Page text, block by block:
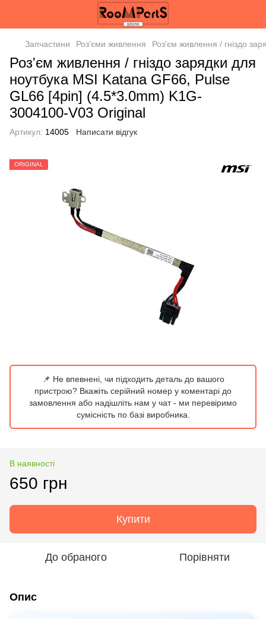
Запчастини Роз'єми живлення Роз'єм живлення / гніздо
Роз'єм живлення / гніздо зарядки для
ноутбука MSI Katana GF66, Pulse
GL66 [4pin] (4.5*3.0mm) K1G-
3004100-V03 Original
Артикул: 14005 Написати відгук
ORIGINAL
📌 Не впевнені, чи підходить деталь до вашого
пристрою? Вкажіть серійний номер у коментарі до
замовлення або надішліть нам у чат - ми перевіримо
сумісність по базі виробника.
В наявності
650 грн
Купити
До обраного Порівняти
Опис